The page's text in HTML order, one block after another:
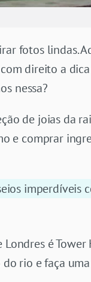
fotos lindas.
direito a
nessa?
de joias da
e comprar
imperdíveis
é
rio e faça